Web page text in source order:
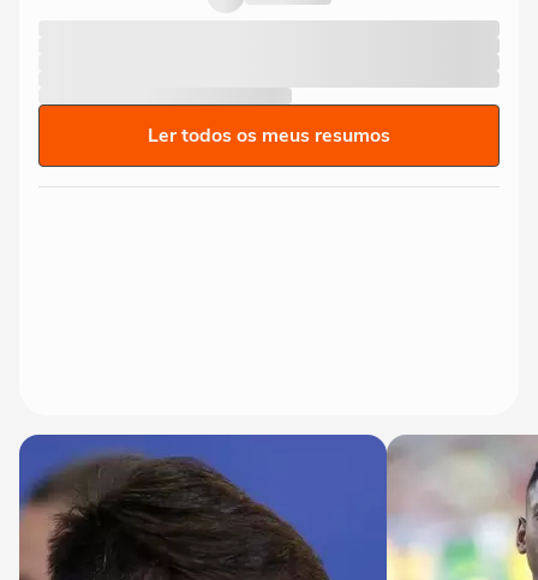
Ler todos os meus resumos